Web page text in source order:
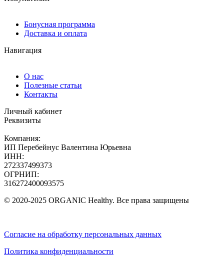
Бонусная программа
Доставка и оплата
Навигация
О нас
Полезные статьи
Контакты
Личный кабинет
Реквизиты
Компания:
ИП Перебейнус Валентина Юрьевна
ИНН:
272337499373
ОГРНИП:
316272400093575
© 2020-2025 ORGANIC Healthy. Все права защищены
Согласие на обработку персональных данных
Политика конфиденциальности